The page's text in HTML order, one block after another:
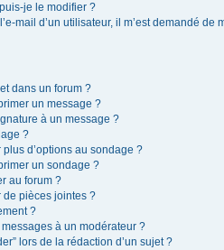
je le modifier ?
mail d’un utilisateur, il m’est demandé de
dans un forum ?
un message ?
à un message ?
?
d’options au sondage ?
un sondage ?
au forum ?
de pièces jointes ?
?
à un modérateur ?
lors de la rédaction d’un sujet ?